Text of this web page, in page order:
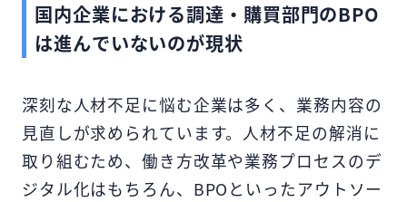
国内企業における調達・購買部門のBPO
は進んでいないのが現状
深刻な人材不足に悩む企業は多く、業務内容の
見直しが求められています。人材不足の解消に
取り組むため、働き方改革や業務プロセスのデ
ジタル化はもちろん、BPOといったアウトソー